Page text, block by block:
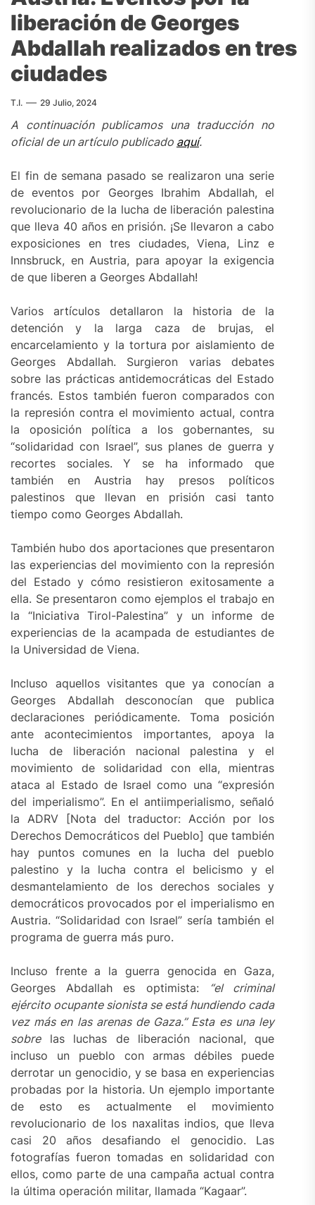
liberación de Georges
Abdallah realizados en tres
ciudades
T.I. 29 Julio, 2024
A continuación publicamos una traducción no
oficial de un artículo publicado aquí.
El fin de semana pasado se realizaron una serie
de eventos por Georges Ibrahim Abdallah, el
revolucionario de la lucha de liberación palestina
que lleva 40 años en prisión. ¡Se llevaron a cabo
exposiciones en tres ciudades, Viena, Linz e
Innsbruck, en Austria, para apoyar la exigencia
de que liberen a Georges Abdallah!
Varios artículos detallaron la historia de la
detención y la larga caza de brujas, el
encarcelamiento y la tortura por aislamiento de
Georges Abdallah. Surgieron varias debates
sobre las prácticas antidemocráticas del Estado
francés. Estos también fueron comparados con
la represión contra el movimiento actual, contra
la oposición política a los gobernantes, su
“solidaridad con Israel”, sus planes de guerra y
recortes sociales. Y se ha informado que
también en Austria hay presos políticos
palestinos que llevan en prisión casi tanto
tiempo como Georges Abdallah.
También hubo dos aportaciones que presentaron
las experiencias del movimiento con la represión
del Estado y cómo resistieron exitosamente a
ella. Se presentaron como ejemplos el trabajo en
la “Iniciativa Tirol-Palestina” y un informe de
experiencias de la acampada de estudiantes de
la Universidad de Viena.
Incluso aquellos visitantes que ya conocían a
Georges Abdallah desconocían que publica
declaraciones periódicamente. Toma posición
ante acontecimientos importantes, apoya la
lucha de liberación nacional palestina y el
movimiento de solidaridad con ella, mientras
ataca al Estado de Israel como una “expresión
del imperialismo”. En el antiimperialismo, señaló
la ADRV [Nota del traductor: Acción por los
Derechos Democráticos del Pueblo] que también
hay puntos comunes en la lucha del pueblo
palestino y la lucha contra el belicismo y el
desmantelamiento de los derechos sociales y
democráticos provocados por el imperialismo en
Austria. “Solidaridad con Israel” sería también el
programa de guerra más puro.
Incluso frente a la guerra genocida en Gaza,
Georges Abdallah es optimista:
“el criminal
ejército ocupantesionista se está hundiendo cada
vez más en las arenas de Gaza.” Esta es una ley
sobrelas luchas de liberación nacional, que
incluso un pueblo con armas débiles puede
derrotar un genocidio, y se basa en experiencias
probadas por la historia. Un ejemplo importante
de esto es actualmente el movimiento
revolucionario de los naxalitas indios, que lleva
casi 20 años desafiando el genocidio. Las
fotografías fueron tomadas en solidaridad con
ellos, como parte de una campaña actual contra
la última operación militar, llamada “Kagaar”.